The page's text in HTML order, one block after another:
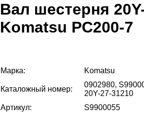
Вал шестерня
Komatsu PC200-7
Марка: Komatsu
Каталожный номер:
0902980,
20Y-27-31210
Артикул:
S9900055